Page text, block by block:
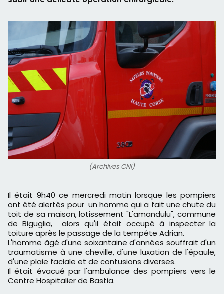
(Archives CNI)
Il était 9h40 ce mercredi matin lorsque les pompiers
ont été alertés pour un homme qui a fait une chute du
toit de sa maison, lotissement "L'amandulu", commune
de Biguglia, alors qu'il était occupé à inspecter la
toiture après le passage de la tempête Adrian.
L'homme âgé d'une soixantaine d'années souffrait d'un
traumatisme à une cheville, d'une luxation de l'épaule,
d'une plaie faciale et de contusions diverses.
Il était évacué par l'ambulance des pompiers vers le
Centre Hospitalier de Bastia.